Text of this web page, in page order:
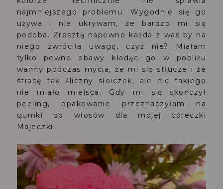
najmniejszego problemu. Wygodnie się go
używa i nie ukrywam, że bardzo mi się
podoba. Zresztą napewno każda z was by na
niego zwróciła uwagę, czyż nie? Miałam
tylko pewne obawy kładąc go w pobliżu
wanny podczas mycia, że mi się stłucze i że
stracę tak śliczny słoiczek, ale nic takiego
nie miało miejsca. Gdy mi się skończył
peeling, opakowanie przeznaczyłam na
gumki do włosów dla mojej córeczki
Majeczki.